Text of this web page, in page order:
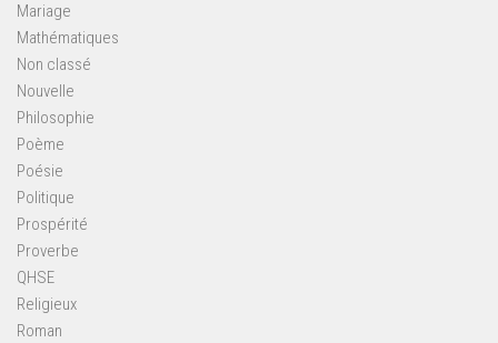
Mariage
Mathématiques
Non classé
Nouvelle
Philosophie
Poème
Poésie
Politique
Prospérité
Proverbe
QHSE
Religieux
Roman